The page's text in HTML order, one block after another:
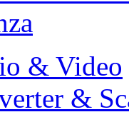
& Video
&